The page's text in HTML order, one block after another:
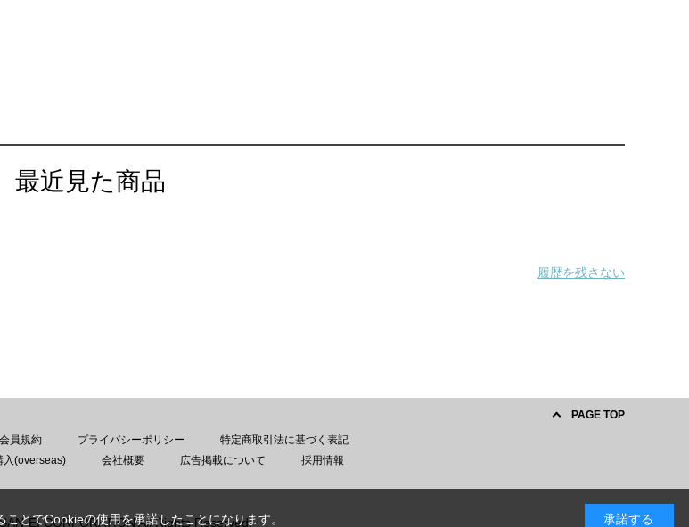
最近見た商品
履歴を残さない
PAGE TOP
員規約 プライバシーポリシー
特定商取引法に基づく表記
入(overseas) 会社概要 広告掲載について 採用情報
EI CORPORATION All Rights Reserved.
とでCookieの使用を承諾したことになります。 承諾する